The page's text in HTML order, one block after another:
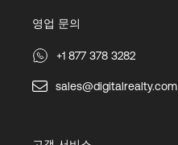
영업 문의
+1 877 378 3282
sales@digitalrealty.com